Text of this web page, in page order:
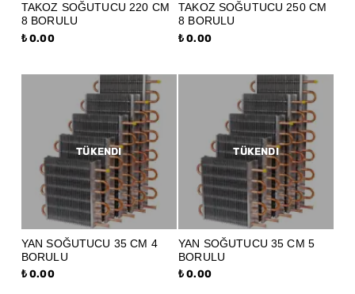
TAKOZ SOĞUTUCU 220 CM
8 BORULU
₺ 0.00
TAKOZ SOĞUTUCU 250 CM
8 BORULU
₺ 0.00
TÜKENDI
YAN SOĞUTUCU 35 CM 4
BORULU
₺ 0.00
TÜKENDI
YAN SOĞUTUCU 35 CM 5
BORULU
₺ 0.00